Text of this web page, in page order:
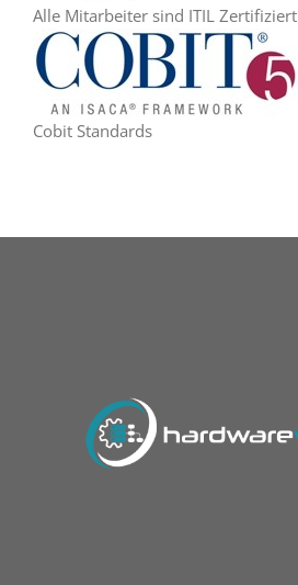
Alle Mitarbeiter sind ITIL Zertifiziert
Cobit Standards